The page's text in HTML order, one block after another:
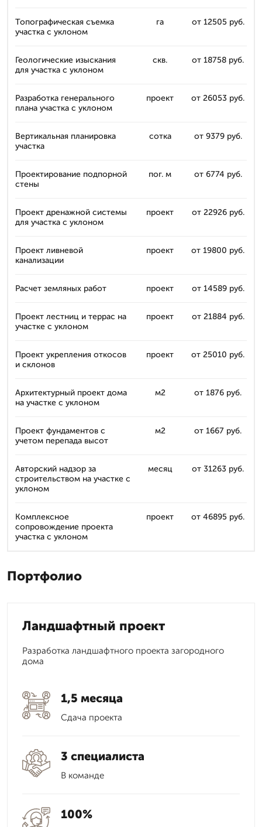
Топографическая съемка
участка с уклоном
га от 12505 руб.
Геологические изыскания
для участка с уклоном
скв. от 18758 руб.
Разработка генерального
плана участка с уклоном
проект от 26053 руб.
Вертикальная планировка
участка
сотка от 9379 руб.
Проектирование подпорной
стены
пог. м от 6774 руб.
Проект дренажной системы
для участка с уклоном
проект от 22926 руб.
Проект ливневой
канализации
проект от 19800 руб.
Расчет земляных работ проект от 14589 руб.
Проект лестниц и террас на
участке с уклоном
проект от 21884 руб.
Проект укрепления откосов
и склонов
проект от 25010 руб.
Архитектурный проект дома
на участке с уклоном
м2 от 1876 руб.
Проект фундаментов с
учетом перепада высот
м2 от 1667 руб.
Авторский надзор за
строительством на участке с
уклоном
месяц от 31263 руб.
Комплексное
сопровождение проекта
участка с уклоном
проект от 46895 руб.
Портфолио
Ландшафтный проект
Разработка ландшафтного проекта загородного
дома
1,5 месяца
Сдача проекта
3 специалиста
В команде
100%